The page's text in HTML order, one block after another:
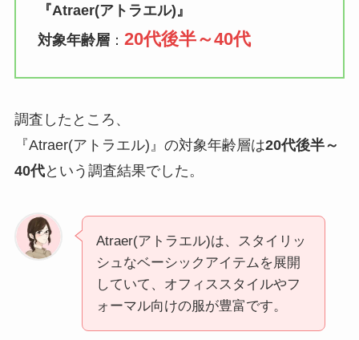
『Atraer(アトラエル) 』
対象年齢層： 20代後半～40代
調査したところ、
『Atraer(アトラエル)』の対象年齢層は20代後半～
40代という調査結果でした。
Atraer(アトラエル)は、スタイリッ
シュなベーシックアイテムを展開
していて、オフィススタイルやフ
ォーマル向けの服が豊富です。